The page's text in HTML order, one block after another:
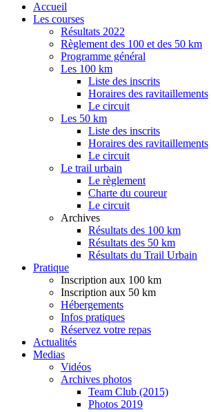
Accueil
Les courses
Résultats 2022
Règlement des 100 et des 50 km
Programme général
Les 100 km
Liste des inscrits
Horaires des ravitaillements
Le circuit
Les 50 km
Liste des inscrits
Horaires des ravitaillements
Le circuit
Le trail urbain
Le règlement
Charte du coureur
Le circuit
Archives
Résultats des 100 km
Résultats des 50 km
Résultats du Trail Urbain
Pratique
Inscription aux 100 km
Inscription aux 50 km
Hébergements
Infos pratiques
Réservez votre repas
Actualités
Medias
Vidéos
Archives photos
Team Club (2015)
Photos 2019